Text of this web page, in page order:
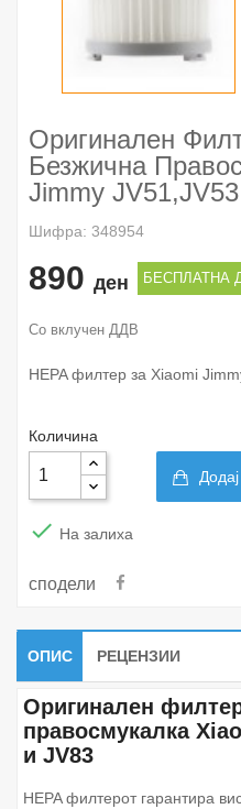
Оригинален
Безжична
Jimmy
Шифра: 348954
890 ден БЕСПЛАТНА
Со вклучен ДДВ
HEPA филтер за Xiaomi
Количина
 На залиха
сподели
ОПИС РЕЦЕНЗИИ
Оригинален
правосмукалка
и JV83
HEPA филтерот гарантира